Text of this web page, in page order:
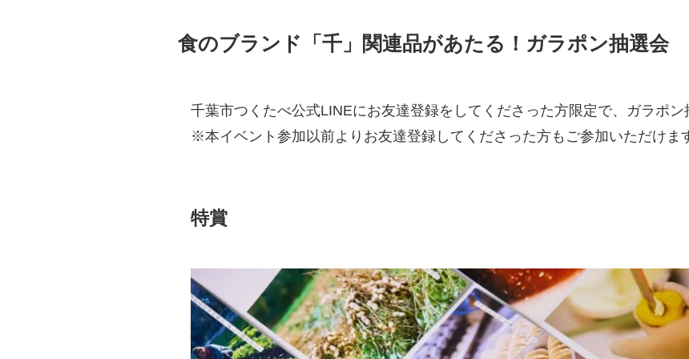
食のブランド「千」関連品があたる！ガラポン抽選会
千葉市つくたべ公式LINEにお友達登録をしてくださった方限定で、ガラポン
※本イベント参加以前よりお友達登録してくださった方もご参加いただけま
特賞